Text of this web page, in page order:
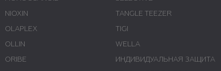
NIOXIN
OLAPLEX
OLLIN
ORIBE
TANGLE TEEZER
TIGI
WELLA
ИНДИВИДУАЛЬНАЯ ЗАЩИТА